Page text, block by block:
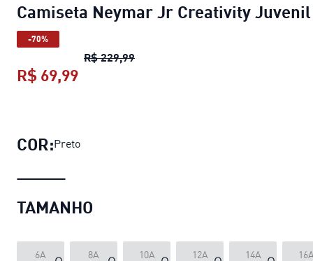
Camiseta Neymar Jr Creativity Juvenil
-70%
R$ 229,99Camiseta Neymar Jr Creativity
R$ 69,99
COR:Preto
TAMANHO
6A 8A 10A 12A 14A